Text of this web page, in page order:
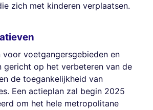
zich met kinderen verplaatsen.
voor voetgangersgebieden en
gericht op het verbeteren van de
de toegankelijkheid van
Een actieplan zal begin 2025
om het hele metropolitane